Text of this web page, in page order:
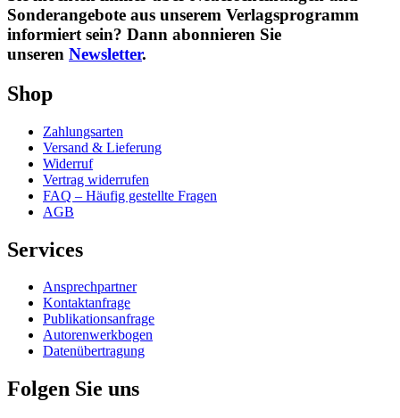
Sonderangebote aus unserem Verlagsprogramm
informiert sein? Dann abonnieren Sie
unseren Newsletter.
Shop
Zahlungsarten
Versand & Lieferung
Widerruf
Vertrag widerrufen
FAQ – Häufig gestellte Fragen
AGB
Services
Ansprechpartner
Kontaktanfrage
Publikationsanfrage
Autorenwerkbogen
Datenübertragung
Folgen Sie uns